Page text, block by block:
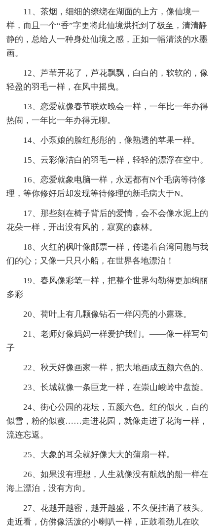
11、茶烟，细细的缭绕在湖面的上方，像仙境一
样，而且一个“香”字更将此仙境烘托到了极至，清清静
静的，总给人一种身处仙境之感，正如一幅清淡的水墨
画。
12、芦苇开花了，芦花飘飘，白白的，软软的，像
轻盈的羽毛一样，在风中摇曳。
13、恋爱就像春节联欢晚会一样，一年比一年办得
热闹，一年比一年办得无聊。
14、小泵娘的脸红彤彤的，像熟透的苹果一样。
15、云彩像洁白的羽毛一样，轻轻的漂浮在空中。
16、恋爱就象电脑一样，永远都有N个毛病等待修
理，等你修好后却发现等待修理的新毛病大于N。
17、那些刻在椅子背后的爱情，会不会像水泥上的
花朵一样，开出没有风的，寂寞的森林。
18、火红的枫叶像邮票一样，传递着台湾同胞与我
们的心；又像一只只小船，在世界各地漂泊！
19、春风像彩笔一样，把整个世界勾勒得更加绚丽
多彩
20、荷叶上有几颗像钻石一样闪亮的小露珠。
21、老师好像妈妈一样爱护我们。——像一样写句
子
22、秋天好像画家一样，把大地画成五颜六色的。
23、长城就像一条巨龙一样，在崇山峻岭中盘旋。
24、街心公园的花坛，五颜六色。红的似火，白的
似雪，粉的似霞……走进花园，就像走进了花海一样，
流连忘返。
25、大象的耳朵就好像大大的蒲扇一样。
26、如果没有理想，人生就像没有航线的船一样在
海上漂泊，没有方向。
27、花越开越密，越开越盛，不久便挂满了枝头。
走近看，仿佛像活泼的小喇叭一样，正鼓着劲儿在吹